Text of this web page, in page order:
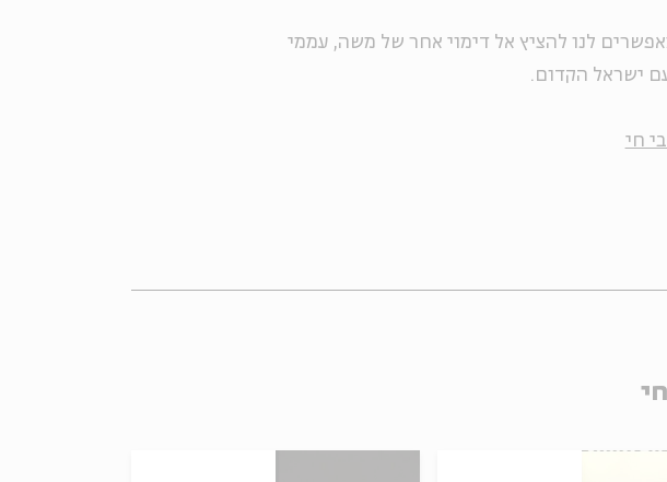
לנו להציץ אל דימוי אחר של משה, עממי
ישראל הקדום.
חי